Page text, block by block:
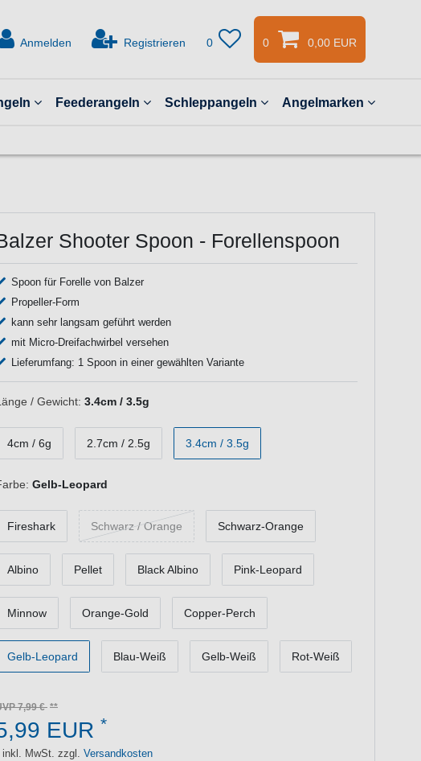
Anmelden Registrieren 0 0 0,00 EUR
Feederangeln Schleppangeln Angelmarken
Shooter Spoon - Forellenspoon
Spoon für Forelle von Balzer
Propeller-Form
kann sehr langsam geführt werden
mit Micro-Dreifachwirbel versehen
Lieferumfang: 1 Spoon in einer gewählten Variante
/ Gewicht: 3.4cm / 3.5g
4cm / 6g 2.7cm / 2.5g 3.4cm / 3.5g
Gelb-Leopard
Fireshark Schwarz /­ Orange Schwarz-Orange
Albino Pellet Black Albino Pink-Leopard
Minnow Orange-Gold Copper-Perch
Gelb-Leopard Blau-Weiß Gelb-Weiß Rot-Weiß
7,99 €
EUR *
inkl. MwSt. zzgl. Versandkosten